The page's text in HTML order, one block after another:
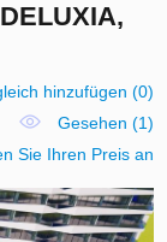
hinzufügen (0)
Gesehen (1)
Sie Ihren Preis an